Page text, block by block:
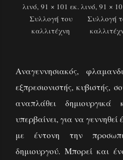
λινό, 91 × 101 εκ.
Συλλογή του
καλλιτέχνη
λινό, 91 ×
Συλλογή
Αναγεννησιακός,
εξπρεσιονιστής, κυβιστής,
αναπλάθει δημιουργικά
υπερβαίνει, για να
με έντονη την
δημιουργού. Μπορεί και